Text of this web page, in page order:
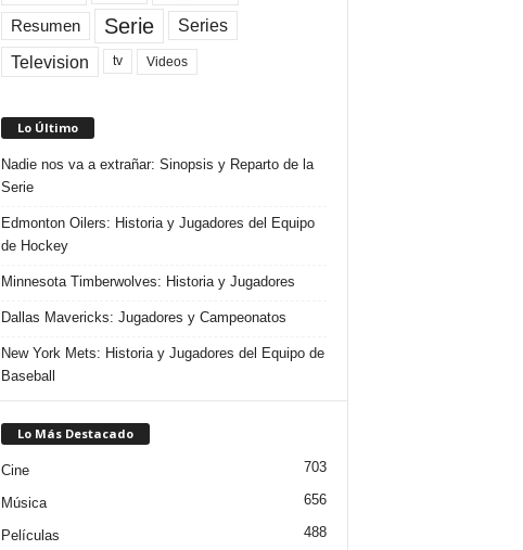
Resumen Serie Series
Television tv Videos
Lo Último
Nadie nos va a extrañar: Sinopsis y Reparto de la
Serie
Edmonton Oilers: Historia y Jugadores del Equipo
de Hockey
Minnesota Timberwolves: Historia y Jugadores
Dallas Mavericks: Jugadores y Campeonatos
New York Mets: Historia y Jugadores del Equipo de
Baseball
Lo Más Destacado
Cine 703
Música 656
Películas 488